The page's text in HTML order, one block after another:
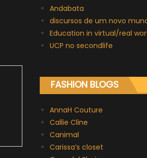
Andabata
discursos de um novo
Education in virtual/real
UCP no secondlife
FASHION BLOGS
AnnaH Couture
Callie Cline
Canimal
Carissa’s closet